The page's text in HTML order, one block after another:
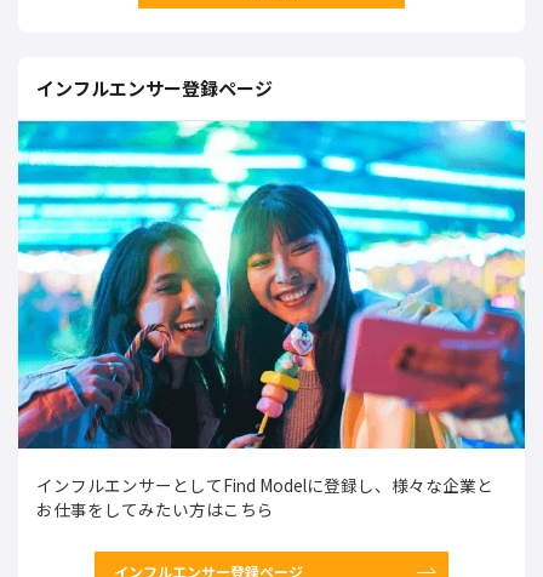
インフルエンサー登録ページ
インフルエンサーとしてFind Modelに登録し、様々な企業と
お仕事をしてみたい方はこちら
インフルエンサー登録ページ